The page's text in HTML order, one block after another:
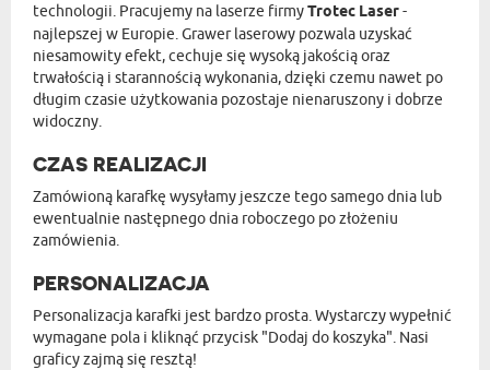
technologii. Pracujemy na laserze firmyTrotec Laser-
najlepszej w Europie. Grawer laserowy pozwala uzyskać
niesamowity efekt, cechuje się wysoką jakością oraz
trwałością i starannością wykonania, dzięki czemu nawet po
długim czasie użytkowania pozostaje nienaruszony i dobrze
widoczny.
CZAS REALIZACJI
Zamówioną karafkę wysyłamy jeszcze tego samego dnia lub
ewentualnie następnego dnia roboczego po złożeniu
zamówienia.
PERSONALIZACJA
Personalizacja karafki jest bardzo prosta. Wystarczy wypełnić
wymagane pola i kliknąć przycisk "Dodaj do koszyka". Nasi
graficy zajmą się resztą!